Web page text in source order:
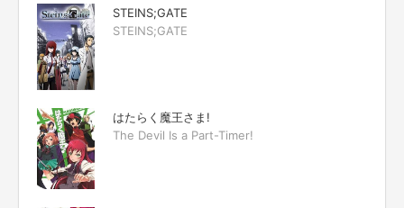
STEINS;GATE
STEINS;GATE
はたらく魔王さま!
The Devil Is a Part-Timer!